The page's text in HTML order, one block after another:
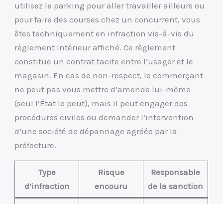
utilisez le parking pour aller travailler ailleurs ou
pour faire des courses chez un concurrent, vous
êtes techniquement en infraction vis-à-vis du
règlement intérieur affiché. Ce règlement
constitue un contrat tacite entre l’usager et le
magasin. En cas de non-respect, le commerçant
ne peut pas vous mettre d’amende lui-même
(seul l’État le peut), mais il peut engager des
procédures civiles ou demander l’intervention
d’une société de dépannage agréée par la
préfecture.
Type
d’infraction
Risque
encouru
Responsable
de la sanction